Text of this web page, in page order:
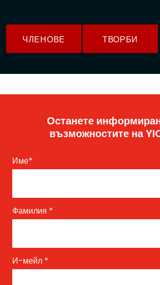
ЧЛЕНОВЕ ТВОРБИ
Останете
възможностите на
Име*
Фамилия *
И-мейл *